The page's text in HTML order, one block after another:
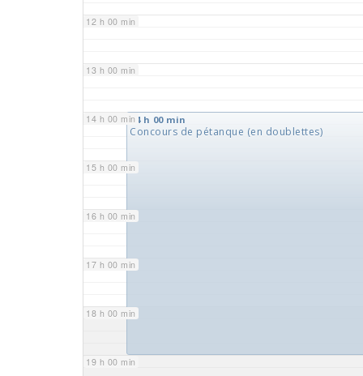
12 h 00 min
13 h 00 min
14 h 00 min
15 h 00 min
16 h 00 min
17 h 00 min
18 h 00 min
19 h 00 min
14 h 00 min
Concours de pétanque (en doublettes)